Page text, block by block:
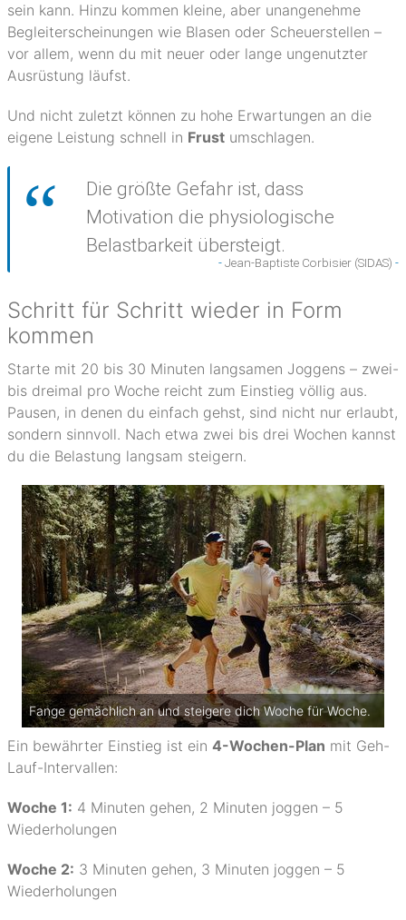
sein kann. Hinzu kommen kleine, aber unangenehme
Begleiterscheinungen wie Blasen oder Scheuerstellen –
vor allem, wenn du mit neuer oder lange ungenutzter
Ausrüstung läufst.
Und nicht zuletzt können zu hohe Erwartungen an die
eigene Leistung schnell in Frust umschlagen.
Die größte Gefahr ist, dass
Motivation die physiologische
Belastbarkeit übersteigt.
Jean-Baptiste Corbisier (SIDAS)
Schritt für Schritt wieder in Form
kommen
Starte mit 20 bis 30 Minuten langsamen Joggens – zwei-
bis dreimal pro Woche reicht zum Einstieg völlig aus.
Pausen, in denen du einfach gehst, sind nicht nur erlaubt,
sondern sinnvoll. Nach etwa zwei bis drei Wochen kannst
du die Belastung langsam steigern.
Fange gemächlich an und steigere dich Woche für Woche.
Ein bewährter Einstieg ist ein 4-Wochen-Plan mit Geh-
Lauf-Intervallen:
Woche 1: 4 Minuten gehen, 2 Minuten joggen – 5
Wiederholungen
Woche 2: 3 Minuten gehen, 3 Minuten joggen – 5
Wiederholungen